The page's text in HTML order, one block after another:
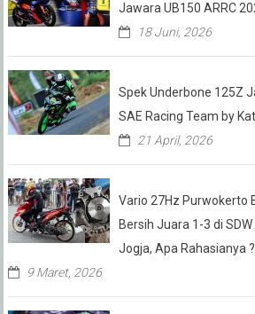
Jawara UB150 ARRC
18 Juni, 2026
Spek Underbone 125Z
SAE Racing Team by
21 April, 2026
Vario 27Hz Purwokerto
Bersih Juara 1-3 di
Jogja, Apa Rahasianya ?
9 Maret, 2026